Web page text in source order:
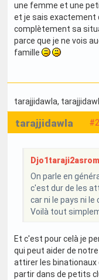
une femme et une
et je sais exactement
complètement sa
parce que je ne vois
famille
tarajjidawla,
tarajjidawla
On parle en
c'est dur de les
car ni le pays ni
Voilà tout
Et c'est pour celà je
qui peut aider de
attirer les
partir dans de petits